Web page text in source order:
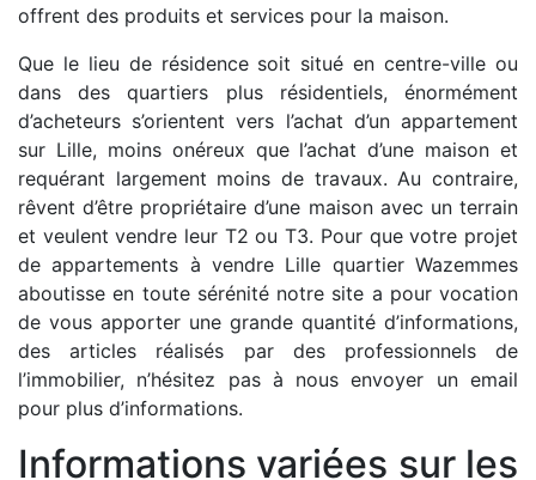
offrent des produits et services pour la maison.
Que le lieu de résidence soit situé en centre-ville ou
dans des quartiers plus résidentiels, énormément
d’acheteurs s’orientent vers l’achat d’un appartement
sur Lille, moins onéreux que l’achat d’une maison et
requérant largement moins de travaux. Au contraire,
rêvent d’être propriétaire d’une maison avec un terrain
et veulent vendre leur T2 ou T3. Pour que votre projet
de appartements à vendre Lille quartier Wazemmes
aboutisse en toute sérénité notre site a pour vocation
de vous apporter une grande quantité d’informations,
des articles réalisés par des professionnels de
l’immobilier, n’hésitez pas à nous envoyer un email
pour plus d’informations.
Informations variées sur les